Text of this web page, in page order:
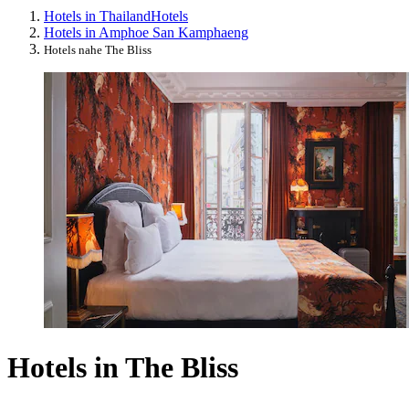
Hotels in ThailandHotels
Hotels in Amphoe San Kamphaeng
Hotels nahe The Bliss
Hotels in The Bliss